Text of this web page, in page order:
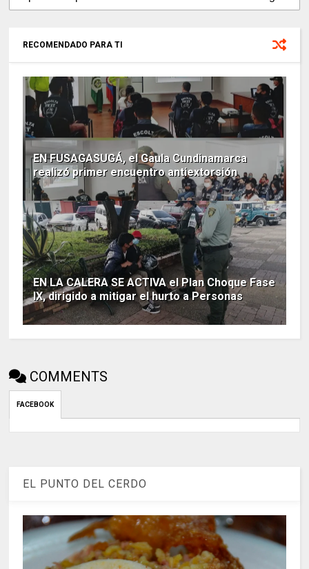
RECOMENDADO PARA TI
EN FUSAGASUGÁ, el Gaula Cundinamarca
realizó primer encuentro antiextorsión
EN LA CALERA SE ACTIVA el Plan Choque Fase
IX, dirigido a mitigar el hurto a Personas
COMMENTS
FACEBOOK
EL PUNTO DEL CERDO